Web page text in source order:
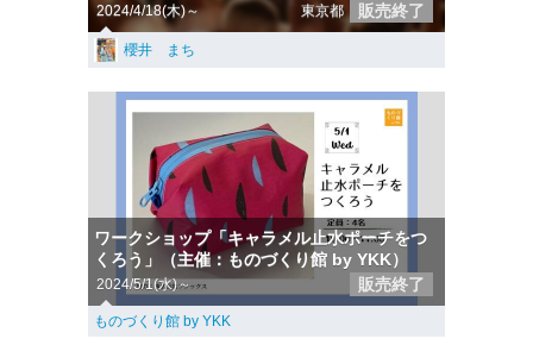
2024/4/18(木)～ 東京都 販売終了
櫻井 まち
ワークショップ「キャラメル止水ポーチをつ
くろう」（主催：ものづくり館 by YKK）
2024/5/1(水)～ 販売終了
ものづくり館 by YKK